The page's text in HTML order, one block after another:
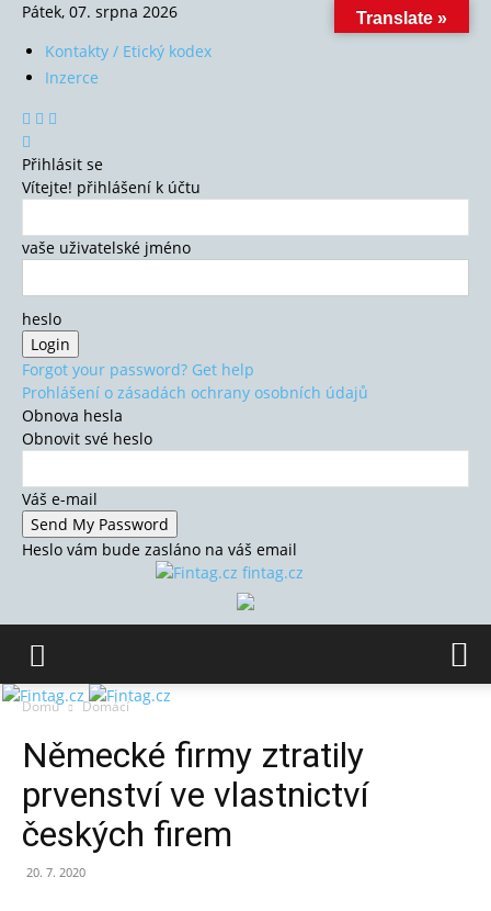
Pátek, 07. srpna 2026
Kontakty / Etický kodex
Inzerce
Přihlásit se
Vítejte! přihlášení k účtu
vaše uživatelské jméno
heslo
Forgot your password? Get help
Prohlášení o zásadách ochrany osobních údajů
Obnova hesla
Obnovit své heslo
Váš e-mail
Heslo vám bude zasláno na váš email
fintag.cz
Domů Domácí
Německé firmy ztratily
prvenství ve vlastnictví
českých firem
20. 7. 2020
Translate »